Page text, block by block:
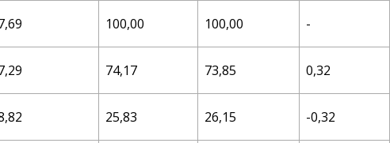
100,00 100,00 -
74,17 73,85 0,32
25,83 26,15 -0,32